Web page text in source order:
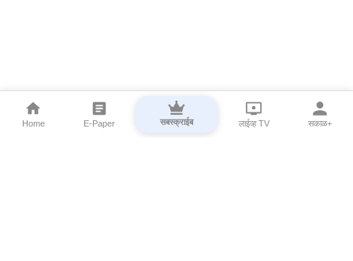
Home E-Paper सबस्क्राईब लाईव्ह TV सकाळ+